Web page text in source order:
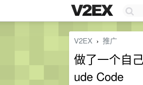
V2EX › 推广
做了一个自
ude Code